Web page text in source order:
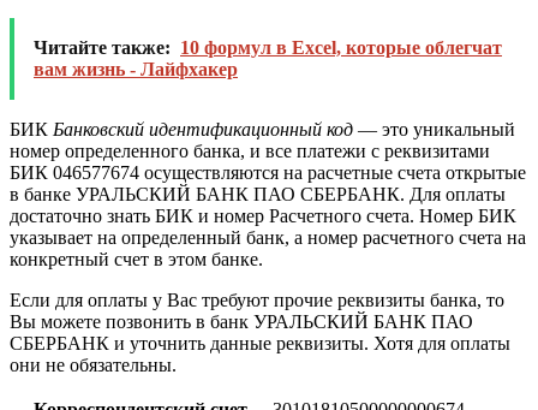
Читайте также: 10 формул в Excel, которые облегчат
вам жизнь - Лайфхакер
БИК Банковский идентификационный код — это уникальный
номер определенного банка, и все платежи с реквизитами
БИК 046577674 осуществляются на расчетные счета открытые
в банке УРАЛЬСКИЙ БАНК ПАО СБЕРБАНК. Для оплаты
достаточно знать БИК и номер Расчетного счета. Номер БИК
указывает на определенный банк, а номер расчетного счета на
конкретный счет в этом банке.
Если для оплаты у Вас требуют прочие реквизиты банка, то
Вы можете позвонить в банк УРАЛЬСКИЙ БАНК ПАО
СБЕРБАНК и уточнить данные реквизиты. Хотя для оплаты
они не обязательны.